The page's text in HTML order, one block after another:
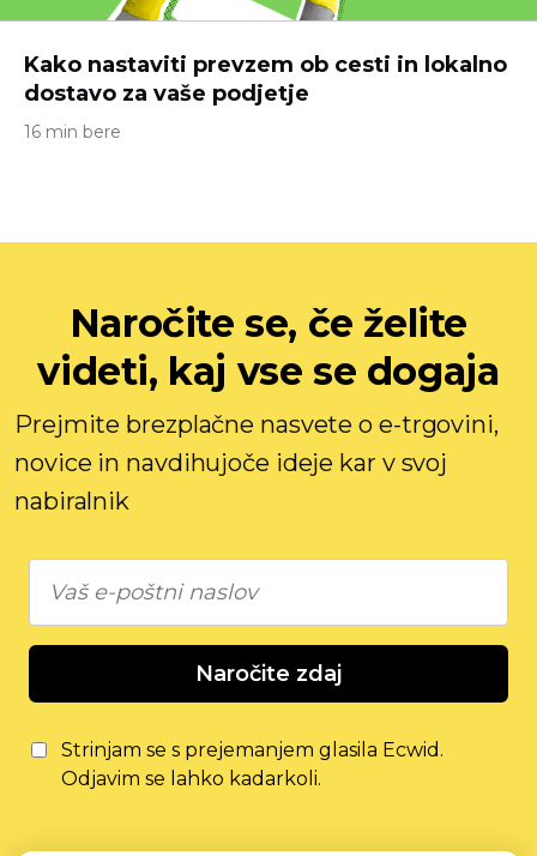
Kako nastaviti prevzem ob cesti in lokalno
dostavo za vaše podjetje
16 min bere
Naročite se, če želite
videti, kaj vse se dogaja
Prejmite brezplačne nasvete o e-trgovini,
novice in navdihujoče ideje kar v svoj
nabiralnik
Naročite zdaj
Strinjam se s prejemanjem glasila Ecwid.
Odjavim se lahko kadarkoli.